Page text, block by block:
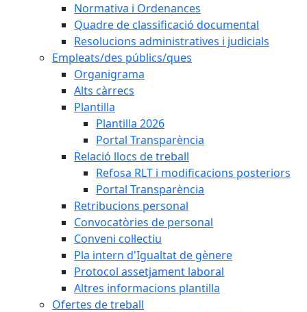
Normativa i Ordenances
Quadre de classificació documental
Resolucions administratives i judicials
Empleats/des públics/ques
Organigrama
Alts càrrecs
Plantilla
Plantilla 2026
Portal Transparència
Relació llocs de treball
Refosa RLT i modificacions posteriors
Portal Transparència
Retribucions personal
Convocatòries de personal
Conveni col·lectiu
Pla intern d'Igualtat de gènere
Protocol assetjament laboral
Altres informacions plantilla
Ofertes de treball